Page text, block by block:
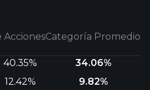
AccionesCategoría Promedio
40.35%
34.06%
12.42%
9.82%